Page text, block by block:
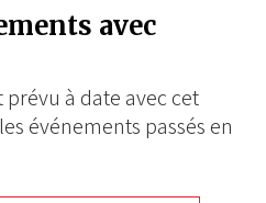
avec
à date avec cet
événements passés en